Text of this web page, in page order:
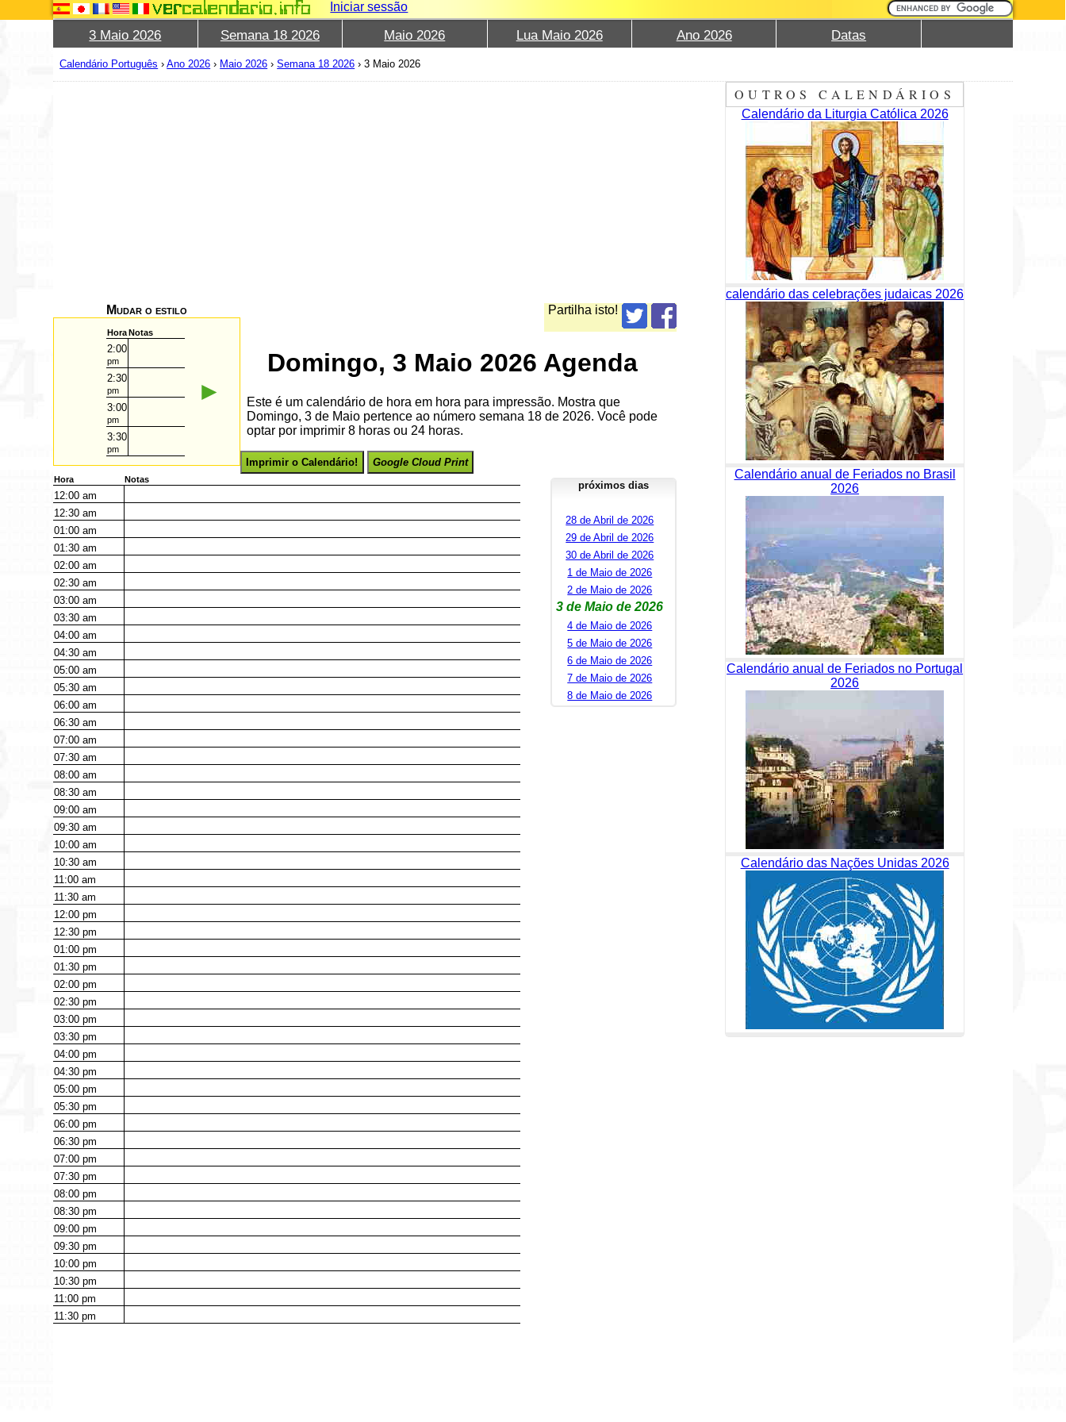
Iniciar sessão
3 Maio 2026 Semana 18 2026 Maio 2026 Lua Maio 2026 Ano 2026 Datas
Calendário Português ›Ano 2026 › Maio 2026 ›Semana 18 2026 ›3 Maio 2026
Partilha isto!
Mudar o estilo
HoraNotas
2:00
pm
2:30
pm
3:00
pm
3:30
pm
►
Domingo, 3 Maio 2026 Agenda
Este é um calendário de hora em hora para impressão. Mostra que
Domingo, 3 de Maio pertence ao número semana 18 de 2026. Você pode
optar por imprimir 8 horas ou 24 horas.
Imprimir o Calendário! Google Cloud Print
Hora Notas
12:00am
12:30am
01:00am
01:30am
02:00am
02:30am
03:00am
03:30am
04:00am
04:30am
05:00am
05:30am
06:00am
06:30am
07:00am
07:30am
08:00am
08:30am
09:00am
09:30am
10:00am
10:30am
11:00am
11:30am
12:00pm
12:30pm
01:00pm
01:30pm
02:00pm
02:30pm
03:00pm
03:30pm
04:00pm
04:30pm
05:00pm
05:30pm
06:00pm
06:30pm
07:00pm
07:30pm
08:00pm
08:30pm
09:00pm
09:30pm
10:00pm
10:30pm
11:00pm
11:30pm
próximos dias
28 de Abril de 2026
29 de Abril de 2026
30 de Abril de 2026
1 de Maio de 2026
2 de Maio de 2026
3 de Maio de 2026
4 de Maio de 2026
5 de Maio de 2026
6 de Maio de 2026
7 de Maio de 2026
8 de Maio de 2026
OUTROS CALENDÁRIOS
Calendário da Liturgia Católica 2026
calendário das celebrações judaicas 2026
Calendário anual de Feriados no Brasil
2026
Calendário anual de Feriados no Portugal
2026
Calendário das Nações Unidas 2026